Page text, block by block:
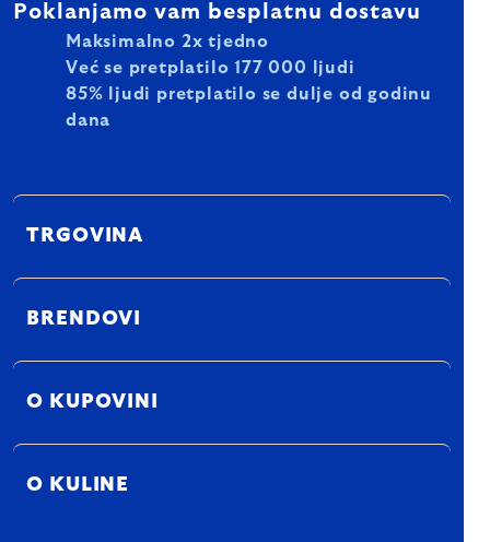
Poklanjamo vam besplatnu dostavu
Maksimalno 2x tjedno
Već se pretplatilo 177 000 ljudi
85% ljudi pretplatilo se dulje od godinu
dana
TRGOVINA
BRENDOVI
O KUPOVINI
O KULINE